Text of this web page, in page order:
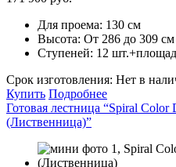
Для проема: 130 см
Высота: От 286 до 309 см
Ступеней: 12
Срок изготовления: Нет в
Купить Подробнее
Готовая лестница “Spiral
(Лиственница)”